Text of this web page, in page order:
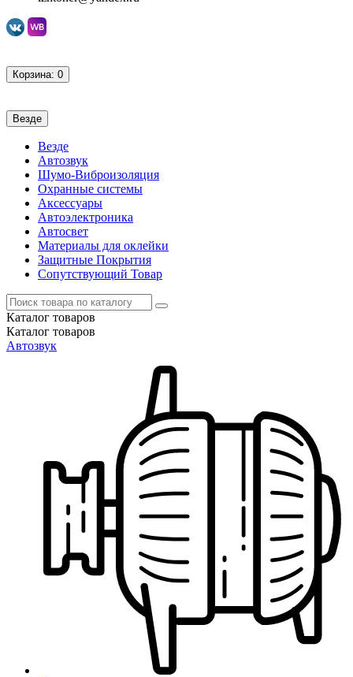
Корзина: 0
Везде
Везде
Автозвук
Шумо-Виброизоляция
Охранные системы
Аксессуары
Автоэлектроника
Автосвет
Материалы для оклейки
Защитные Покрытия
Сопутствующий Товар
Каталог товаров
Каталог товаров
Автозвук